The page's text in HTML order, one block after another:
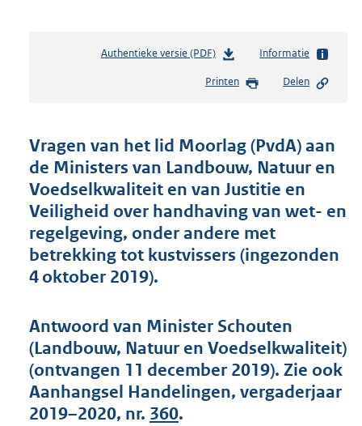
Authentieke versie (PDF)b
s
d
s
g
r
o
t
5
4
b
Informatie
Printen Delen
Vragen van het lid Moorlag (PvdA) aan
de Ministers van Landbouw, Natuur en
Voedselkwaliteit en van Justitie en
Veiligheid over handhaving van wet- en
regelgeving, onder andere met
betrekking tot kustvissers (ingezonden
4 oktober 2019).
Antwoord van Minister Schouten
(Landbouw, Natuur en Voedselkwaliteit)
(ontvangen 11 december 2019). Zie ook
Aanhangsel Handelingen, vergaderjaar
2019–2020, nr. 360.